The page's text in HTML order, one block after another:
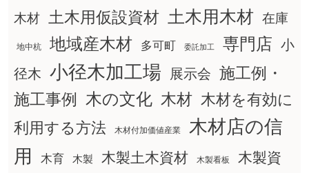
木材
土木用仮設資材 土木用木材 在庫
地中杭 地域産木材 多可町 委託加工 専門店 小
径木 小径木加工場 展示会 施工例・
施工事例
木の文化 木材 木材を有効に
利用する方法
木材付加価値産業
木材店の信
用
木育 木製 木製土木資材 木製看板
木製資